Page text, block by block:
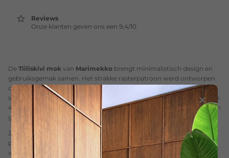
Reviews
Onze klanten geven ons een 9,4/10
De Tiiliskivi mok van Marimekko brengt minimalistisch design en
gebruiksgemak samen. Het strakke rasterpatroon werd ontworpen
door Marimekko-oprichtster Armi Ratia en staat symbool voor
structuur en eenvoud. Of je nu kiest voor de compacte 25 cl of royale
40 cl variant, deze mokken zijn gemaakt van duurzaam steengoed en
geschikt voor dagelijks gebruik.
Ze zijn vaatwasser-, magnetron- en ovenbestendig en combineren
prachtig met ander Marimekko-servies. Dankzij de levendige kleuren
voeg je eenvoudig een stijlvol accent toe aan je koffiepauze of